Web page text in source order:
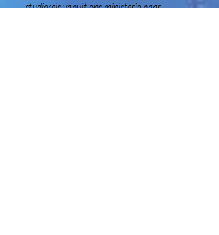
studiereis vanuit ons ministerie naar